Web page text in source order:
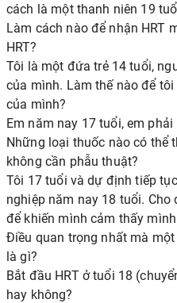
cách là một thanh niên 19
Làm cách nào để nhận HRT
HRT?
Tôi là một đứa trẻ 14 tuổi,
của mình. Làm thế nào để
của mình?
Em năm nay 17 tuổi, em
Những loại thuốc nào có thể
không cần phẫu thuật?
Tôi 17 tuổi và dự định tiếp
nghiệp năm nay 18 tuổi.
để khiến mình cảm thấy
Điều quan trọng nhất mà
là gì?
Bắt đầu HRT ở tuổi 18
hay không?